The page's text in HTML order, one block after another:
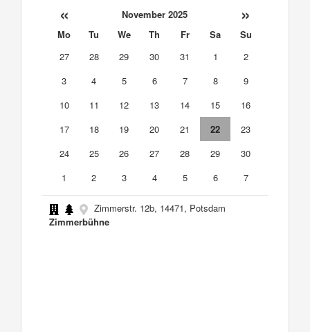
« November 2025 »
Mo Tu We Th Fr Sa
Su
27
28 29 30 31 1
2
3
4 5 6 7 8
9
10
11 12 13 14 15
16
17
18 19 20 21 22
23
24
25 26 27 28 29
30
1
2 3 4 5 6 7
Zimmerstr. 12b, 14471, Potsdam
Zimmerbühne